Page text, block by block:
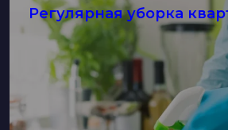
Регулярная уборка